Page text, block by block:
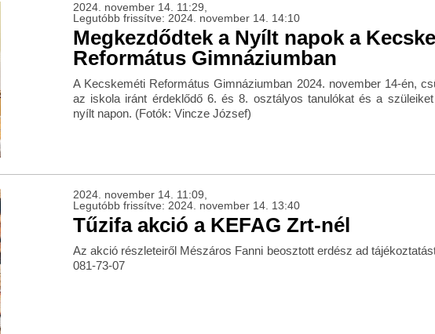
2024. november 14. 11:29,
Legutóbb frissítve: 2024. november 14. 14:10
Megkezdődtek a Nyílt napok a
Református Gimnáziumban
A Kecskeméti Református Gimnáziumban 2024. november 14-én,
az iskola iránt érdeklődő 6. és 8. osztályos tanulókat és a
nyílt napon. (Fotók: Vincze József)
2024. november 14. 11:09,
Legutóbb frissítve: 2024. november 14. 13:40
Tűzifa akció a KEFAG Zrt-nél
Az akció részleteiről Mészáros Fanni beosztott erdész ad
081-73-07